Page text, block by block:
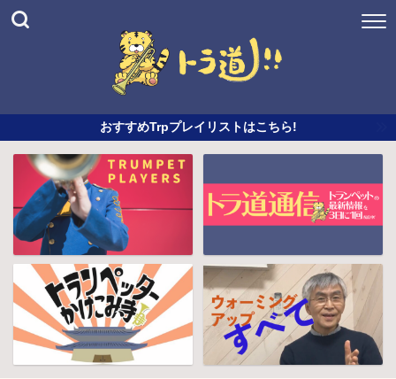
おすすめTrpプレイリストはこちら!